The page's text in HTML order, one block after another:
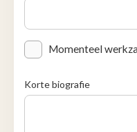
Momenteel
Korte biografie